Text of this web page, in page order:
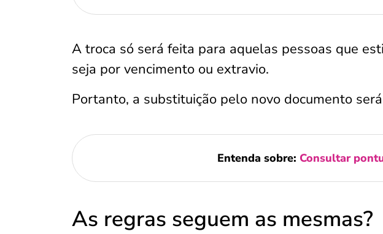
A troca só será feita para aquelas pessoas que
seja por vencimento ou extravio.
Portanto, a substituição pelo novo documento
Entenda sobre: Consultar
As regras seguem as mesmas?